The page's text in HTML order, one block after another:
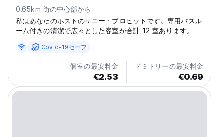
0.65km 街の中心部から
私はあなたのホストのサニー・プロヒットです。専用バスル
ーム付きの清潔で広々とした客室が合計 12 室あります。
Covid-19セーフ
個室の最安料金
€2.53
ドミトリーの最安料金
€0.69